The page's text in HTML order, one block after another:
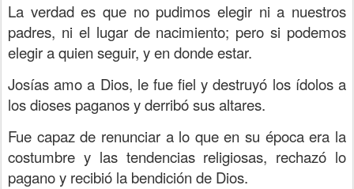
La verdad es que no pudimos elegir ni a nuestros
padres, ni el lugar de nacimiento; pero si podemos
elegir a quien seguir, y en donde estar.
Josías amo a Dios, le fue fiel y destruyó los ídolos a
los dioses paganos y derribó sus altares.
Fue capaz de renunciar a lo que en su época era la
costumbre y las tendencias religiosas, rechazó lo
pagano y recibió la bendición de Dios.